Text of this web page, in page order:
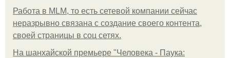
Работа в MLM, то есть сетевой компании сейчас
неразрывно связана с создание своего контента,
своей страницы в соц сетях.
На шанхайской премьере "Человека - Паука: